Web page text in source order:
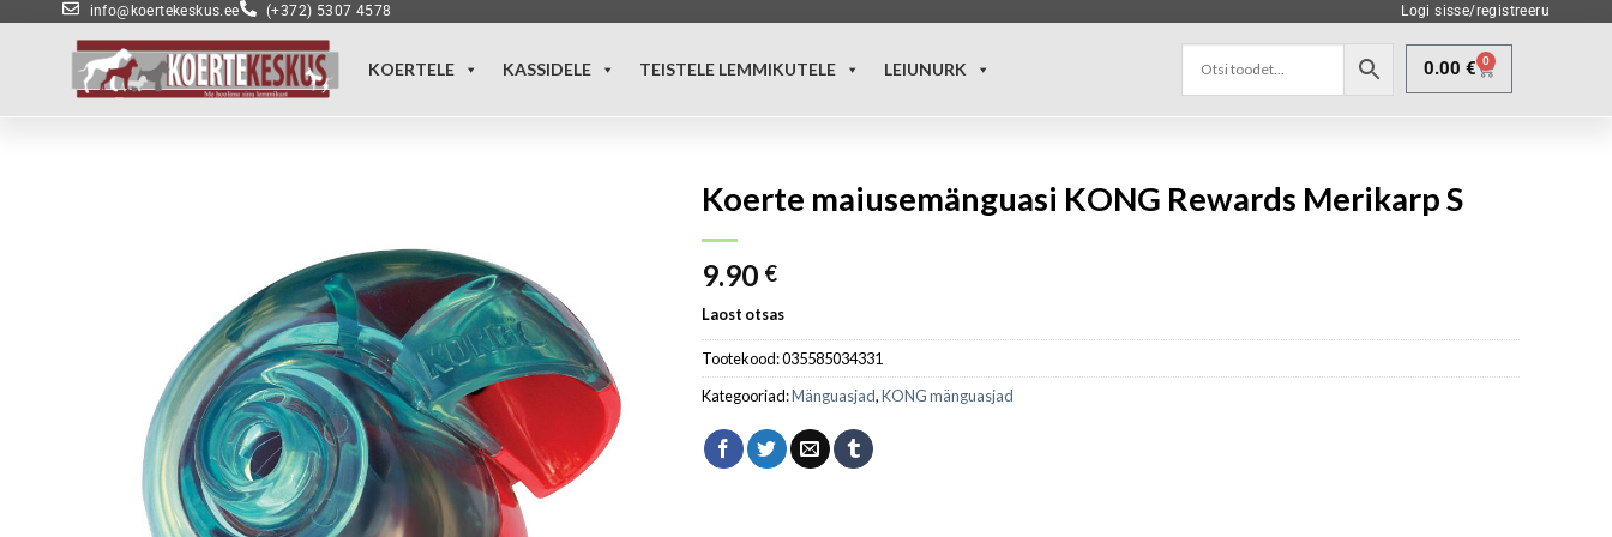
info@koertekeskus.ee (+372) 5307 4578 Logi sisse/registreeru
KOERTELE KASSIDELE TEISTELE LEMMIKUTELE LEIUNURK 0.00 € 0
Koerte maiusemänguasi KONG Rewards Merikarp S
9.90 €
Laost otsas
Tootekood:035585034331
Kategooriad:Mänguasjad,KONG mänguasjad